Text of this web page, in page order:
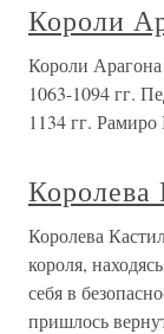
Короли
Короли
1063-1094 гг.
1134 гг.
Королева
короля,
себя в
пришлось